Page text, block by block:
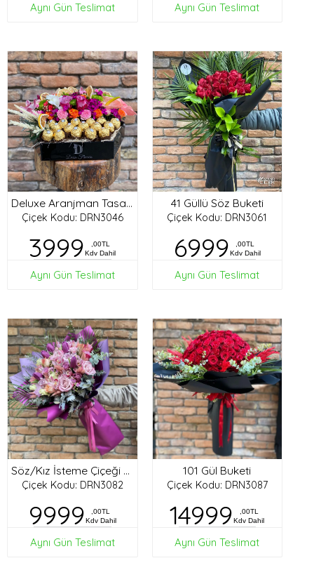
Aynı Gün Teslimat Aynı Gün Teslimat
Deluxe Aranjman Tasarım
Çiçek Kodu: DRN3046
3999
,00TL
Kdv Dahil
Aynı Gün Teslimat
41 Güllü Söz Buketi
Çiçek Kodu: DRN3061
6999
,00TL
Kdv Dahil
Aynı Gün Teslimat
Söz/Kız İsteme Çiçeği Buketi
Çiçek Kodu: DRN3082
9999
,00TL
Kdv Dahil
Aynı Gün Teslimat
101 Gül Buketi
Çiçek Kodu: DRN3087
14999
,00TL
Kdv Dahil
Aynı Gün Teslimat